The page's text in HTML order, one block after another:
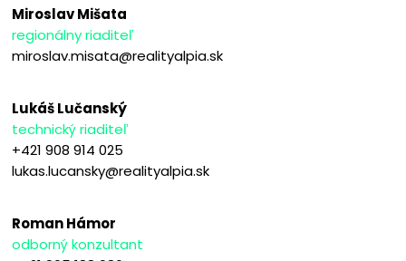
Miroslav Mišata
regionálny riaditeľ
miroslav.misata@realityalpia.sk
Lukáš Lučanský
technický riaditeľ
+421 908 914 025
lukas.lucansky@realityalpia.sk
Roman Hámor
odborný konzultant